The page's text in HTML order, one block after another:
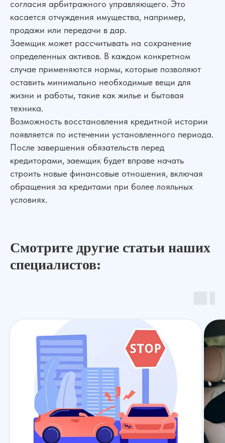
согласия арбитражного управляющего. Это
касается отчуждения имущества, например,
продажи или передачи в дар.
Заемщик может рассчитывать на сохранение
определенных активов. В каждом конкретном
случае применяются нормы, которые позволяют
оставить минимально необходимые вещи для
жизни и работы, такие как жилье и бытовая
техника.
Возможность восстановления кредитной истории
появляется по истечении установленного периода.
После завершения обязательств перед
кредиторами, заемщик будет вправе начать
строить новые финансовые отношения, включая
обращения за кредитами при более лояльных
условиях.
Смотрите другие статьи наших
специалистов: